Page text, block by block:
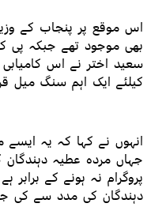
اس موقع پر پنجاب کے
بھی موجود تھے جبکہ پی
سعید اختر نے اس
کیلئے ایک اہم سنگ میل
انہوں نے کہا کہ یہ
جہاں مردہ عطیہ دہندگان
پروگرام نہ ہونے کے برابر
دہندگان کی مدد سے کی